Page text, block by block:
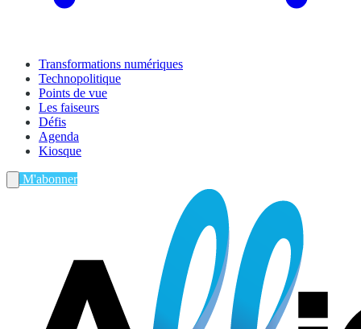
Transformations numériques
Technopolitique
Points de vue
Les faiseurs
Défis
Agenda
Kiosque
M'abonner